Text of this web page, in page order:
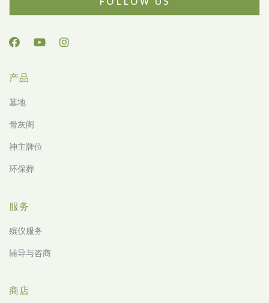
产品
墓地
骨灰阁
神主牌位
环保葬
服务
殡仪服务
辅导与咨商
商店